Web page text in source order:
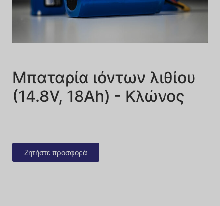
Μπαταρία ιόντων λιθίου
(14.8V, 18Ah) - Κλώνος
Ζητήστε προσφορά